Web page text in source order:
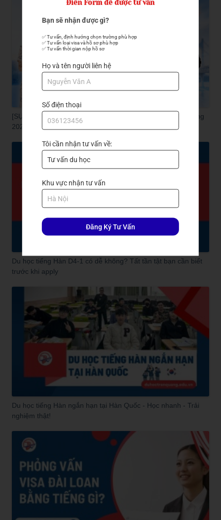
[SỰ KIỆN] Hội Thảo Đại học Quốc gia Pukyong x Trần Quang
2026
Du học tiếng Hàn D4-1 có dễ không? Tất tần tật bạn cần biết
trước khi apply
Du học tiếng Hàn ngắn hạn tại Hàn Quốc - Học nhanh - Trải
nghiệm thật!
Điền Form để được tư vấn
Bạn sẽ nhận được gì?
✅ Tư vấn, định hướng chọn trường phù hợp
✅ Tư vấn loại visa và hồ sơ phù hợp
✅ Tư vấn thời gian nộp hồ sơ
Họ và tên người liên hệ
Số điện thoại
Tôi cần nhận tư vấn về:
Khu vực nhận tư vấn
Đăng Ký Tư Vấn